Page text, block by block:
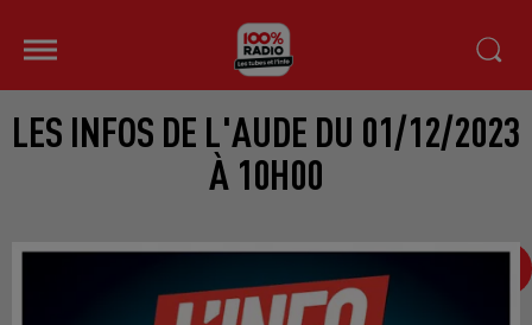
LES INFOS DE L'AUDE DU 01/12/2023
À 10H00